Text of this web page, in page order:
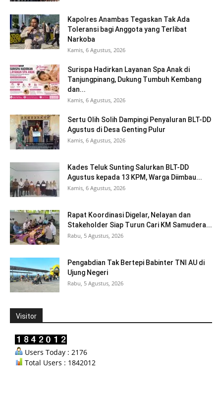
Kapolres Anambas Tegaskan Tak Ada
Toleransi bagi Anggota yang Terlibat
Narkoba
Kamis, 6 Agustus, 2026
Surispa Hadirkan Layanan Spa Anak di
Tanjungpinang, Dukung Tumbuh Kembang
dan...
Kamis, 6 Agustus, 2026
Sertu Olih Solih Dampingi Penyaluran BLT-DD
Agustus di Desa Genting Pulur
Kamis, 6 Agustus, 2026
Kades Teluk Sunting Salurkan BLT-DD
Agustus kepada 13 KPM, Warga Diimbau...
Kamis, 6 Agustus, 2026
Rapat Koordinasi Digelar, Nelayan dan
Stakeholder Siap Turun Cari KM Samudera...
Rabu, 5 Agustus, 2026
Pengabdian Tak Bertepi Babinter TNI AU di
Ujung Negeri
Rabu, 5 Agustus, 2026
Visitor
Users Today : 2176
Total Users : 1842012